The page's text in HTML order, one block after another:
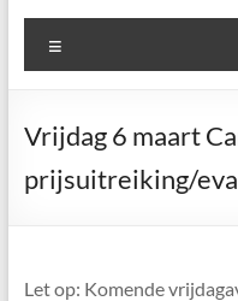
AWC
de
Keien
Algemene
Waalrese
Keien
Vrijdag 6 maart
prijsuitreiking/
Let op: Komende